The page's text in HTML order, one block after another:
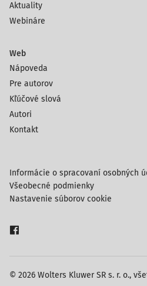
Aktuality
Webináre
Web
Nápoveda
Pre autorov
Kľúčové slová
Autori
Kontakt
© 2026 Wolters Kluwer SR s. r. o.,
Informácie o spracovaní osobných
Všeobecné podmienky
Nastavenie súborov cookie